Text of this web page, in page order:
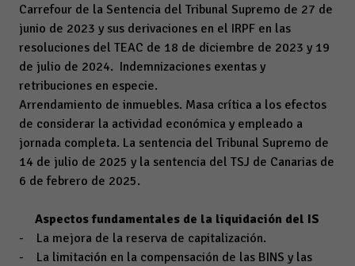
Carrefour de la Sentencia del Tribunal Supremo de 27 de
junio de 2023 y sus derivaciones en el IRPF en las
resoluciones del TEAC de 18 de diciembre de 2023 y 19
de julio de 2024. Indemnizaciones exentas y
retribuciones en especie.
Arrendamiento de inmuebles. Masa crítica a los efectos
de considerar la actividad económica y empleado a
jornada completa. La sentencia del Tribunal Supremo de
14 de julio de 2025 y la sentencia del TSJ de Canarias de
6 de febrero de 2025.
Aspectos fundamentales de la liquidación del IS
- La mejora de la reserva de capitalización.
- La limitación en la compensación de las BINS y las